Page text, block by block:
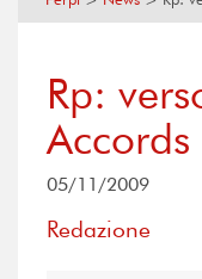
Rp:
Accords
05/11/2009
Redazione